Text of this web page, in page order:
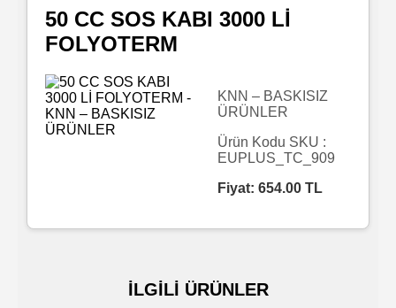
Rulo
Mendil
Islak
50 CC SOS KABI 3000 Lİ
FOLYOTERM
KNN – BASKISIZ
ÜRÜNLER
Ürün Kodu SKU :
EUPLUS_TC_909
Fiyat: 654.00 TL
İLGİLİ ÜRÜNLER